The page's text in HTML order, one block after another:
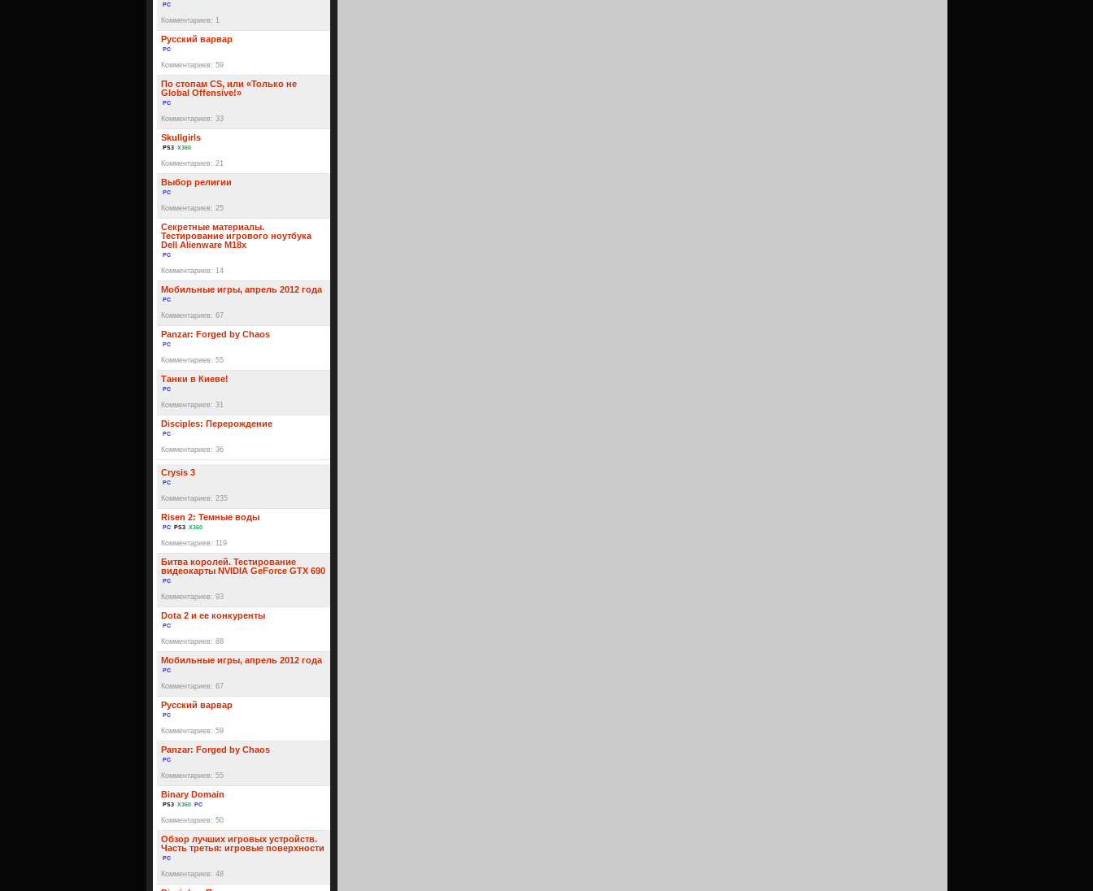
PC
Комментариев: 1
Русский варвар
PC
Комментариев: 59
По стопам CS, или «Только не
Global Offensive!»
PC
Комментариев: 33
Skullgirls
PS3 X360
Комментариев: 21
Выбор религии
PC
Комментариев: 25
Секретные материалы.
Тестирование игрового ноутбука
Dell Alienware M18x
PC
Комментариев: 14
Мобильные игры, апрель 2012 года
PC
Комментариев: 67
Panzar: Forged by Chaos
PC
Комментариев: 55
Танки в Киеве!
PC
Комментариев: 31
Disciples: Перерождение
PC
Комментариев: 36
Crysis 3
PC
Комментариев: 235
Risen 2: Темные воды
PC PS3 X360
Комментариев: 119
Битва королей. Тестирование
видеокарты NVIDIA GeForce GTX 690
PC
Комментариев: 93
Dota 2 и ее конкуренты
PC
Комментариев: 88
Мобильные игры, апрель 2012 года
PC
Комментариев: 67
Русский варвар
PC
Комментариев: 59
Panzar: Forged by Chaos
PC
Комментариев: 55
Binary Domain
PS3 X360 PC
Комментариев: 50
Обзор лучших игровых устройств.
Часть третья: игровые поверхности
PC
Комментариев: 48